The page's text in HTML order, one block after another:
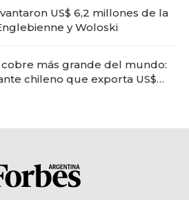
US$ 6,2 millones de la
y Woloski
cobre más grande del mundo:
chileno que exporta US$